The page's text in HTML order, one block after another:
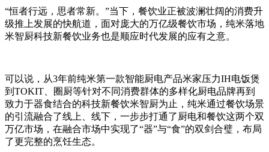
“恒者行远，思者常新。”当下，餐饮业正被波澜壮阔的消费升
级推上发展的快航道，面对庞大的万亿级餐饮市场，纯米落地
米智厨科技新餐饮业务也是顺应时代发展的应有之意。
可以说，从3年前纯米第一款智能厨电产品米家压力IH电饭煲
到TOKIT、圈厨等针对不同消费群体的多样化厨电品牌再到
致力于器食结合的科技新餐饮米智厨为止，纯米通过餐饮场景
的引流融合了线上、线下，一步步打通了厨电和餐饮这两个双
万亿市场，在融合市场中实现了“器”与“食”的双剑合璧，布局
了更完整的烹饪生态。